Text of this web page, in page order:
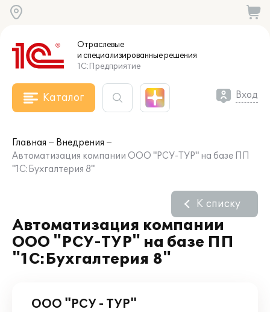
Отраслевые
и специализированныерешения
1С:Предприятие
Каталог Вход
Главная
Внедрения
Автоматизация компании ООО "РСУ-ТУР" на базе ПП
"1С:Бухгалтерия 8"
Автоматизация компании
ООО "РСУ-ТУР" на базе ПП
"1С:Бухгалтерия 8"
К списку
ООО "РСУ - ТУР"